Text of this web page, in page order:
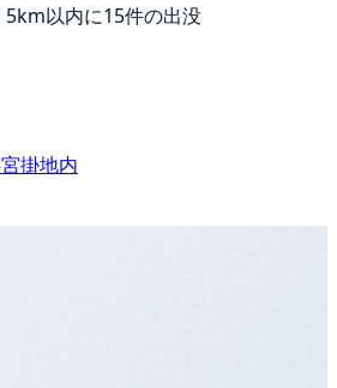
5km以内に15件の出没
掛地内